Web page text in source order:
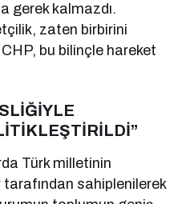
gerek kalmazdı.
zaten birbirini
bu bilinçle hareket
Türk milletinin
sahiplenilerek